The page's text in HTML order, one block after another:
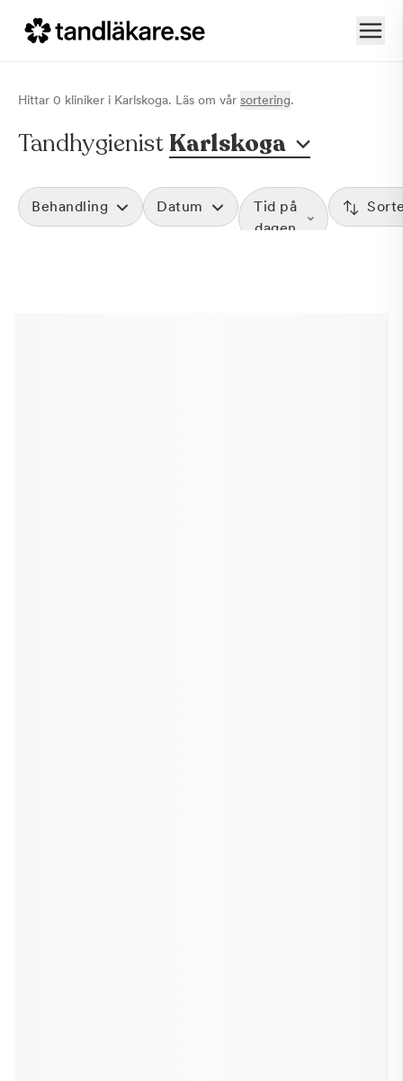
Hittar 0 kliniker i Karlskoga. Läs om vår sortering.
Tandhygienist Karlskoga
Behandling Datum
Tid på
dagen